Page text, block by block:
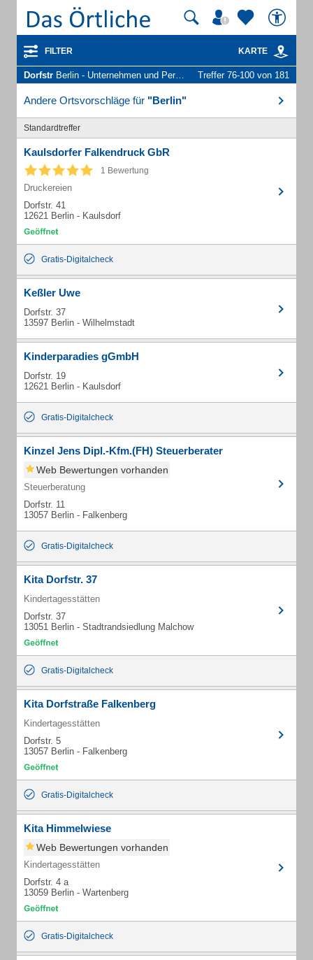
FILTER KARTE
Dorfstr Berlin - Unternehmen und Personen Treffer 76-100 von 181
Andere Ortsvorschläge für "Berlin"
Standardtreffer
Kaulsdorfer Falkendruck GbR
1 Bewertung
Druckereien
Dorfstr. 41
12621 Berlin - Kaulsdorf
Gratis-Digitalcheck
Keßler Uwe
Dorfstr. 37
13597 Berlin - Wilhelmstadt
Kinderparadies gGmbH
Dorfstr. 19
12621 Berlin - Kaulsdorf
Gratis-Digitalcheck
Kinzel Jens Dipl.-Kfm.(FH) Steuerberater
Web Bewertungen vorhanden
Steuerberatung
Dorfstr. 11
13057 Berlin - Falkenberg
Gratis-Digitalcheck
Kita Dorfstr. 37
Kindertagesstätten
Dorfstr. 37
13051 Berlin - Stadtrandsiedlung Malchow
Gratis-Digitalcheck
Kita Dorfstraße Falkenberg
Kindertagesstätten
Dorfstr. 5
13057 Berlin - Falkenberg
Gratis-Digitalcheck
Kita Himmelwiese
Web Bewertungen vorhanden
Kindertagesstätten
Dorfstr. 4 a
13059 Berlin - Wartenberg
Gratis-Digitalcheck